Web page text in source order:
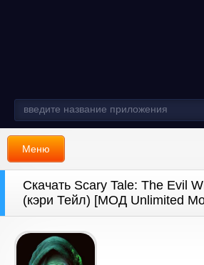
Меню
Скачать Scary Tale: The Evil
(кэри Тейл) [МОД Unlimited